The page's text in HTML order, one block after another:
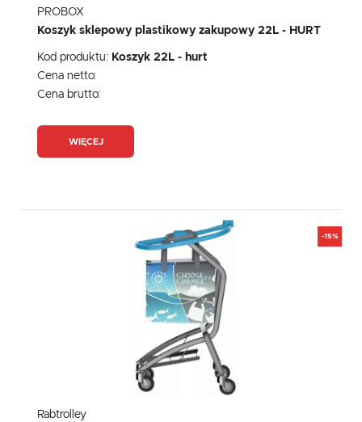
PROBOX
Koszyk sklepowy plastikowy zakupowy 22L - HURT
Kod produktu: Koszyk 22L - hurt
Cena netto:
Cena brutto:
WIĘCEJ
-15%
Rabtrolley